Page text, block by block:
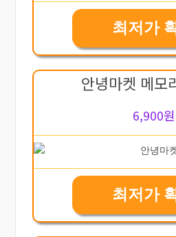
최저가
안녕마켓 메모
6,900원
최저가